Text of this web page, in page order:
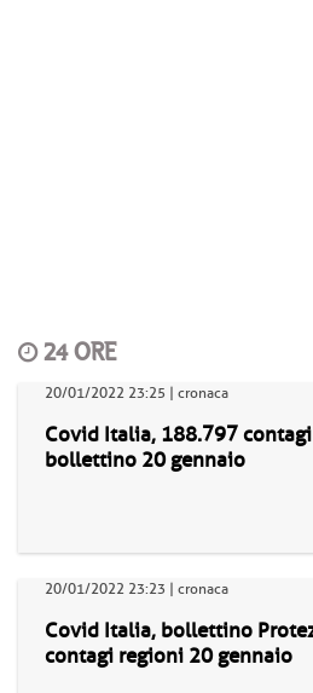
24 ORE
20/01/2022 23:25 | cronaca
Covid Italia, 188.797
bollettino 20 gennaio
20/01/2022 23:23 | cronaca
Covid Italia, bollettino
contagi regioni 20 gennaio